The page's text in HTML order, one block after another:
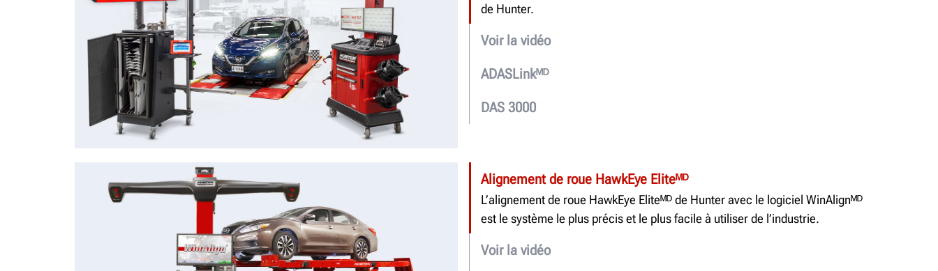
de Hunter.
Voir la vidéo
ADASLinkᴹᴰ
DAS 3000
Alignement de roue HawkEye Eliteᴹᴰ
L’alignement de roue HawkEye Eliteᴹᴰ de Hunter avec le logiciel WinAlignᴹᴰ
est le système le plus précis et le plus facile à utiliser de l’industrie.
Voir la vidéo